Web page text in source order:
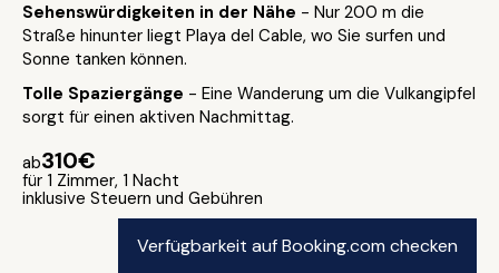
Sehenswürdigkeiten in der Nähe - Nur 200 m die
Straße hinunter liegt Playa del Cable, wo Sie surfen und
Sonne tanken können.
Tolle Spaziergänge - Eine Wanderung um die Vulkangipfel
sorgt für einen aktiven Nachmittag.
ab310€
für 1 Zimmer, 1 Nacht
inklusive Steuern und Gebühren
Verfügbarkeit auf Booking.com checken